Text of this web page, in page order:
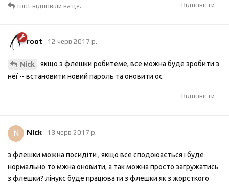
Відповісти
root відповіли на це.
root 12 черв 2017 р.
Nick
якщо з флешки робитеме, все можна буде зробити з
неї -- встановити новий пароль та оновити ос
Відповісти
N Nick 13 черв 2017 р.
з флешки можна посидіти , якщо все сподоюається і буде
нормально то мжна оновити, а так можна просто загружатись
з флешки? лінукс буде працювати з флешки як з жорсткого